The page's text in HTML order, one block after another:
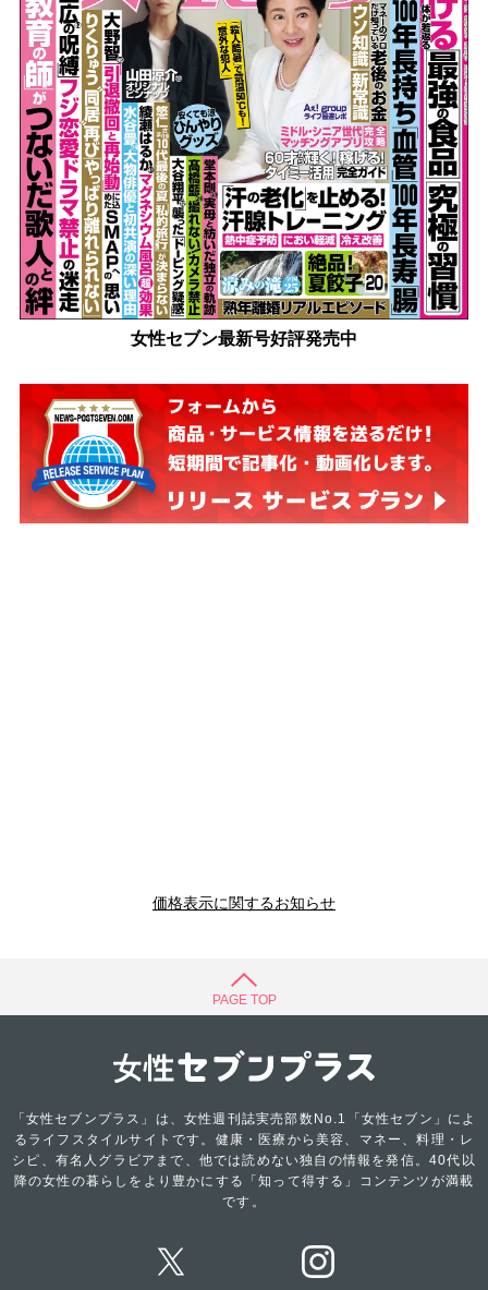
女性セブン最新号好評発売中
価格表示に関するお知らせ
PAGE TOP
「女性セブンプラス」は、女性週刊誌実売部数No.1「女性セブン」によ
るライフスタイルサイトです。健康・医療から美容、マネー、料理・レ
シピ、有名人グラビアまで、他では読めない独自の情報を発信。40代以
降の女性の暮らしをより豊かにする「知って得する」コンテンツが満載
です。